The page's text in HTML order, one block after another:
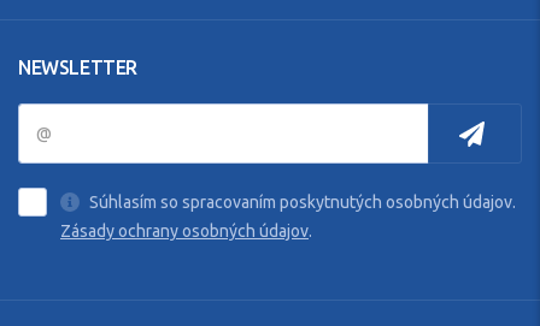
NEWSLETTER
Súhlasím so spracovaním poskytnutých osobných údajov.
Zásady ochrany osobných údajov.